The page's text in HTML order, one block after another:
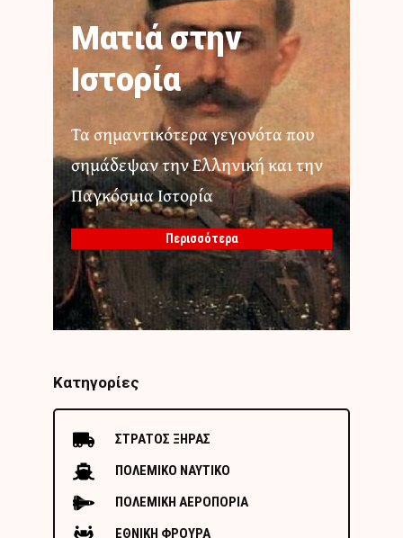
Ματιά στην
Ιστορία
Τα σημαντικότερα γεγονότα που
σημάδεψαν την Ελληνική και την
Παγκόσμια Ιστορία
Περισσότερα
Κατηγορίες
ΣΤΡΑΤΟΣ ΞΗΡΑΣ
ΠΟΛΕΜΙΚΟ ΝΑΥΤΙΚΟ
ΠΟΛΕΜΙΚΗ ΑΕΡΟΠΟΡΙΑ
ΕΘΝΙΚΗ ΦΡΟΥΡΑ